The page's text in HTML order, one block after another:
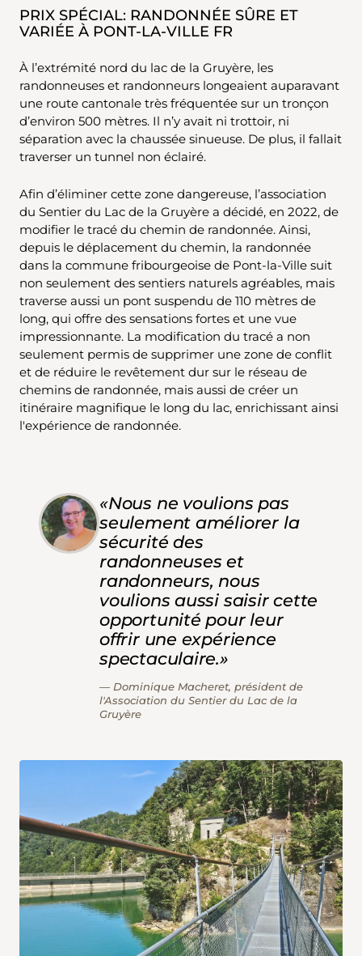
PRIX SPÉCIAL: RANDONNÉE SÛRE ET
VARIÉE À PONT-LA-VILLE FR
À l’extrémité nord du lac de la Gruyère, les
randonneuses et randonneurs longeaient auparavant
une route cantonale très fréquentée sur un tronçon
d’environ 500 mètres. Il n’y avait ni trottoir, ni
séparation avec la chaussée sinueuse. De plus, il fallait
traverser un tunnel non éclairé.
Afin d’éliminer cette zone dangereuse, l’association
du Sentier du Lac de la Gruyère a décidé, en 2022, de
modifier le tracé du chemin de randonnée. Ainsi,
depuis le déplacement du chemin, la randonnée
dans la commune fribourgeoise de Pont-la-Ville suit
non seulement des sentiers naturels agréables, mais
traverse aussi un pont suspendu de 110 mètres de
long, qui offre des sensations fortes et une vue
impressionnante. La modification du tracé a non
seulement permis de supprimer une zone de conflit
et de réduire le revêtement dur sur le réseau de
chemins de randonnée, mais aussi de créer un
itinéraire magnifique le long du lac, enrichissant ainsi
l'expérience de randonnée.
«Nous ne voulions pas
seulement améliorer la
sécurité des
randonneuses et
randonneurs, nous
voulions aussi saisir cette
opportunité pour leur
offrir une expérience
spectaculaire.»
Dominique Macheret, président de
l'Association du Sentier du Lac de la
Gruyère